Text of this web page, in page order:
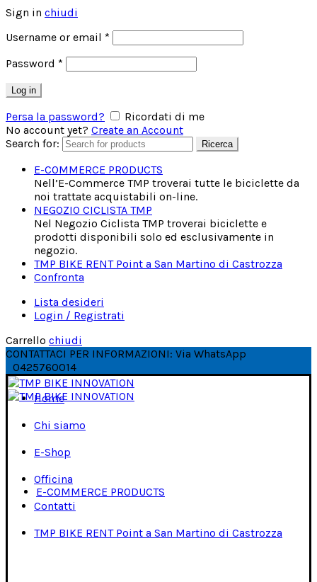
Sign in chiudi
Username or email *
Password *
Log in
Persa la password?
Ricordati di me
No account yet? Create an Account
Search for:
Ricerca
E-COMMERCE PRODUCTS
Nell’E-Commerce TMP troverai tutte le biciclette da
noi trattate acquistabili on-line.
NEGOZIO CICLISTA TMP
Nel Negozio Ciclista TMP troverai biciclette e
prodotti disponibili solo ed esclusivamente in
negozio.
TMP BIKE RENT Point a San Martino di Castrozza
Confronta
Lista desideri
Login / Registrati
Carrello chiudi
CONTATTACI PER INFORMAZIONI: Via WhatsApp
0425760014
Home
Chi siamo
E-Shop
Officina
Contatti
TMP BIKE RENT Point a San Martino di Castrozza
E-COMMERCE PRODUCTS